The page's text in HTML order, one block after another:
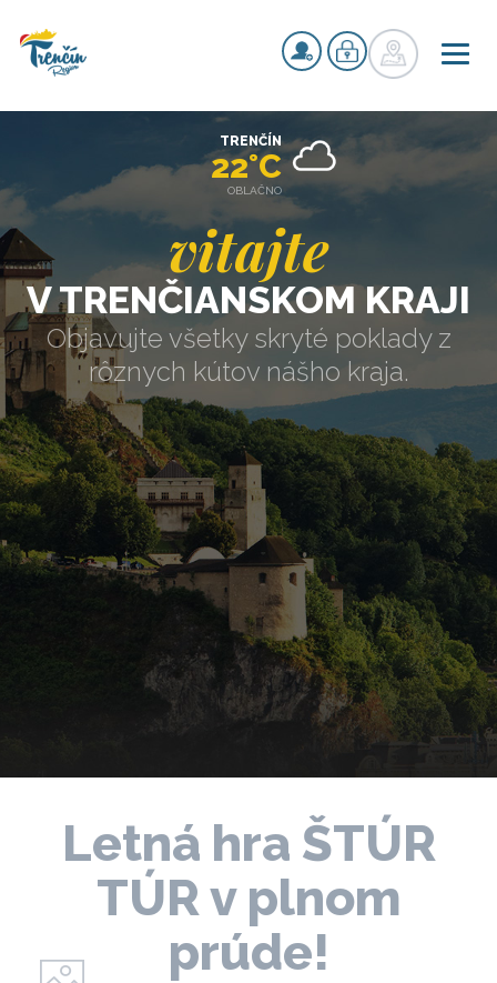
vitajte
V TRENČIANSKOM KRAJI
Objavujte všetky skryté poklady z
rôznych kútov nášho kraja.
TRENČÍN
22°C
OBLAČNO
Letná hra ŠTÚR
TÚR v plnom
prúde!